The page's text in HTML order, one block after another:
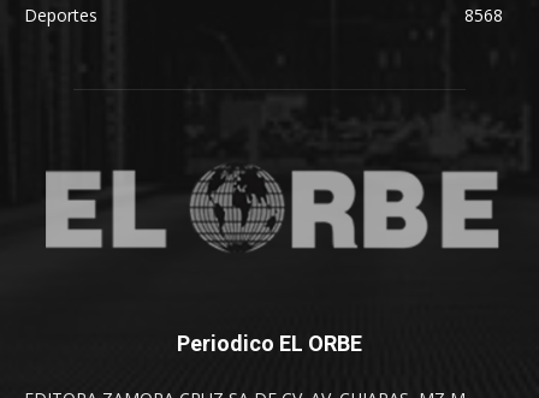
Deportes
8568
Periodico EL ORBE